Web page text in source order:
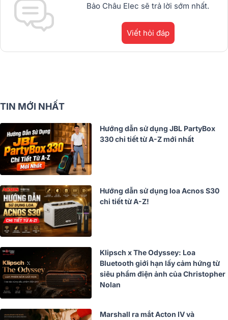
Bảo Châu Elec sẽ trả lời sớm nhất.
Viết hỏi đáp
TIN MỚI NHẤT
Hướng dẫn sử dụng JBL PartyBox
330 chi tiết từ A-Z mới nhất
Hướng dẫn sử dụng loa Acnos S30
chi tiết từ A-Z!
Klipsch x The Odyssey: Loa
Bluetooth giới hạn lấy cảm hứng từ
siêu phẩm điện ảnh của Christopher
Nolan
Marshall ra mắt Acton IV và